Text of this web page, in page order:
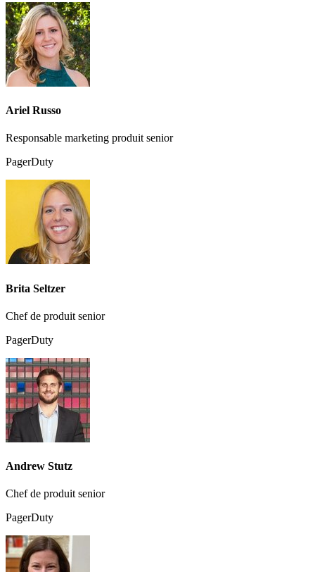
Ariel Russo
Responsable marketing produit senior
PagerDuty
Brita Seltzer
Chef de produit senior
PagerDuty
Andrew Stutz
Chef de produit senior
PagerDuty